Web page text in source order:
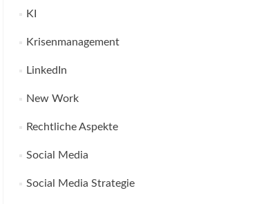
KI
Krisenmanagement
LinkedIn
New Work
Rechtliche Aspekte
Social Media
Social Media Strategie